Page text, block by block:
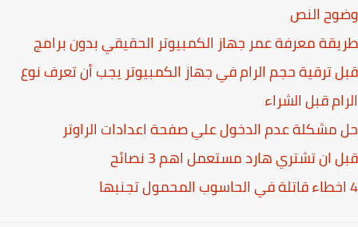
النص
معرفة عمر جهاز الكمبيوتر الحقيقي بدون برامج
ترقية حجم الرام في جهاز الكمبيوتر يجب أن تعرف نوع
قبل الشراء
عدم الدخول علي صفحة اعدادات الراوتر
ان تشتري هارد مستعمل اهم 3 نصائح